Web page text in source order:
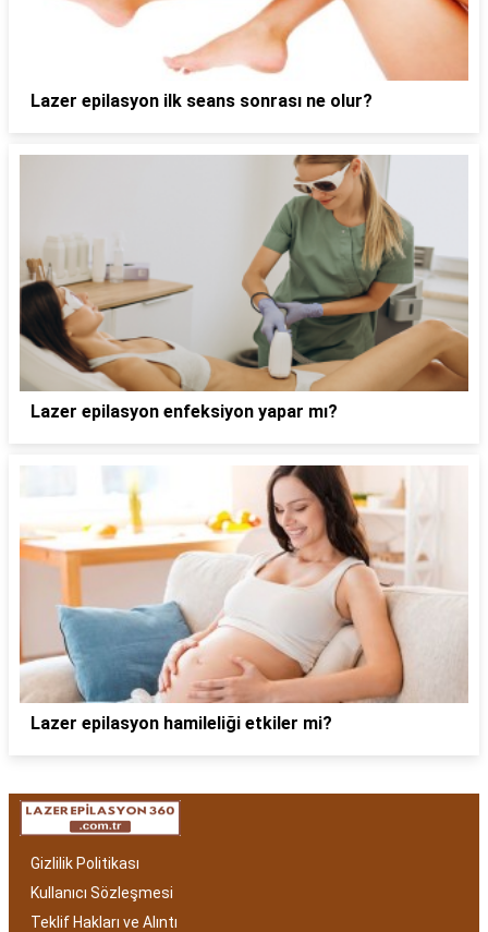
Lazer epilasyon ilk seans sonrası ne olur?
Lazer epilasyon enfeksiyon yapar mı?
Lazer epilasyon hamileliği etkiler mi?
Gizlilik Politikası
Kullanıcı Sözleşmesi
Teklif Hakları ve Alıntı